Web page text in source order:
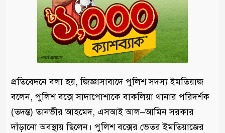
প্রতিবেদনে বলা হয়, জিজ্ঞাসাবাদে পুলিশ সদস্য ইমতিয়াজ
বলেন, পুলিশ বক্সে সাদাপোশাকে বাকলিয়া থানার পরিদর্শক
(তদন্ত) তানভীর আহমেদ, এসআই আল–আমিন সরকার
দাঁড়ানো অবস্থায় ছিলেন। পুলিশ বক্সের ভেতর ইমতিয়াজের